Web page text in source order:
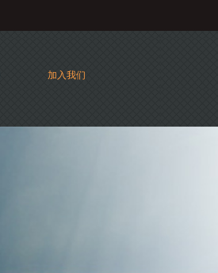
加入我们